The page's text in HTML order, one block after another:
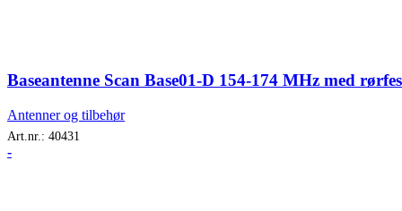
Baseantenne Scan Base01-D 154-174 MHz med
Antenner og tilbehør
Art.nr.: 40431
-